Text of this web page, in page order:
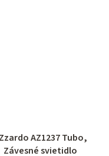
AZ1237 Tubo,
Závesné svietidlo